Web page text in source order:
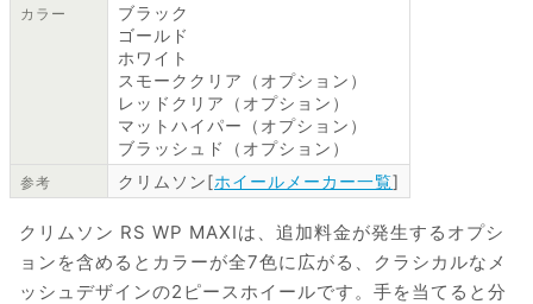
カラー
ブラック
ゴールド
ホワイト
スモーククリア（オプション）
レッドクリア（オプション）
マットハイパー（オプション）
ブラッシュド（オプション）
参考 クリムソン[ホイールメーカー一覧]
クリムソン RS WP MAXIは、追加料金が発生するオプシ
ョンを含めるとカラーが全7色に広がる、クラシカルなメ
ッシュデザインの2ピースホイールです。手を当てると分